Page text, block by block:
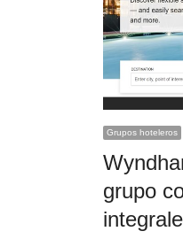
Grupos hoteleros
grupo